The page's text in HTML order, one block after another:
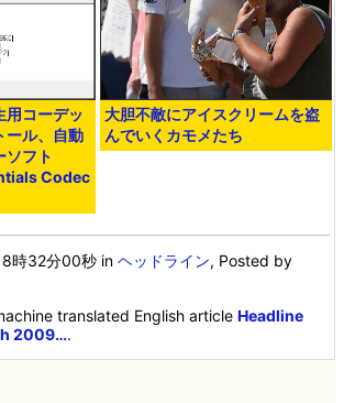
用コーデッ
ール、自動
ソフト
Codec
大胆不敵にアイスクリームを盗
んでいくカモメたち
時32分00秒 inヘッドライン, Posted by
translated English articleHeadline
2009….